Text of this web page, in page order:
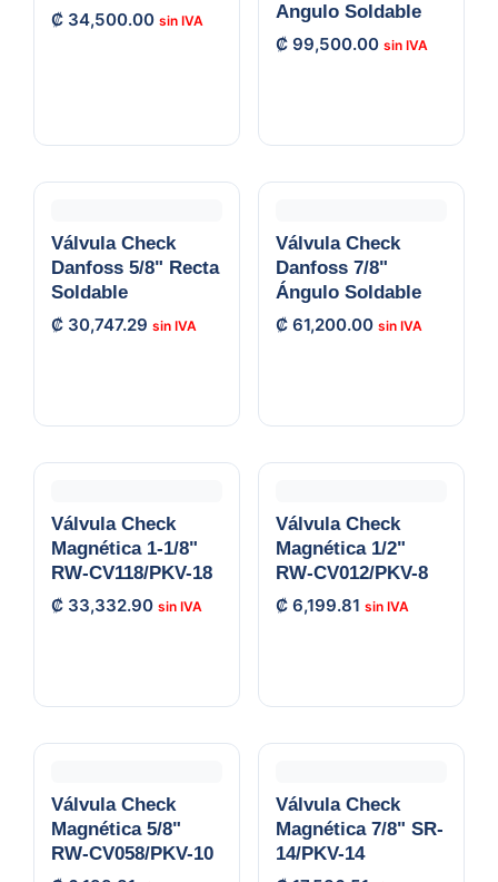
₡ 34,500.00
Angulo Soldable
₡ 99,500.00
Válvula Check
Danfoss 5/8" Recta
Soldable
₡ 30,747.29
Válvula Check
Danfoss 7/8"
Ángulo Soldable
₡ 61,200.00
Válvula Check
Magnética 1-1/8"
RW-CV118/PKV-18
₡ 33,332.90
Válvula Check
Magnética 1/2"
RW-CV012/PKV-8
₡ 6,199.81
Válvula Check
Magnética 5/8"
RW-CV058/PKV-10
Válvula Check
Magnética 7/8" SR-
14/PKV-14